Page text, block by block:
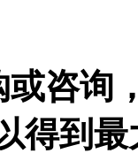
咨询
得到